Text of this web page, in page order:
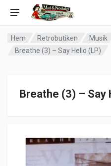
Hem Retrobutiken Musik
Breathe (3) – Say Hello (LP)
Breathe (3) – Say